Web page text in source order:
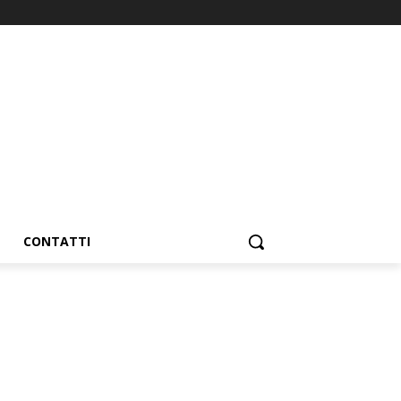
CONTATTI